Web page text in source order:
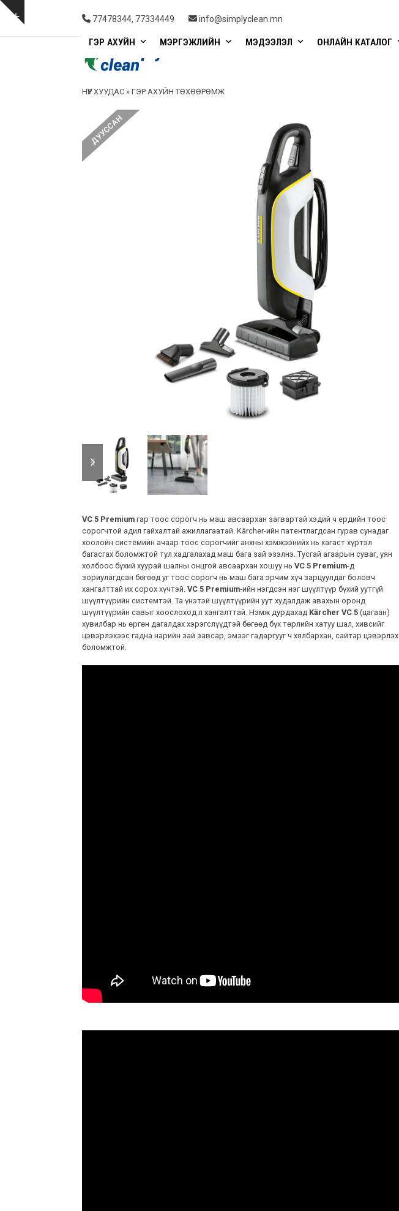
Skip
Show
77478344, 77334449 info@simplyclean.mn
ГЭР АХУЙН МЭРГЭЖЛИЙН МЭДЭЭЛЭЛ ОНЛАЙН КАТАЛОГ
НҮҮР ХУУДАС »ГЭР АХУЙН ТӨХӨӨРӨМЖ
ДУУССАН
previous
slide
slide
VC 5 Premium гар тоос сорогч нь маш авсаархан загвартай хэдий ч ердийн тоос
сорогчтой адил гайхалтай ажиллагаатай. Kärcher-ийн патентлагдсан гурав сунадаг
хоолойн системийн ачаар тоос сорогчийг анхны хэмжээнийх нь хагаст хүртэл
багасгах боломжтой тул хадгалахад маш бага зай эзэлнэ. Тусгай агаарын суваг, уян
холбоос бүхий хуурай шалны онцгой авсаархан хошуу ньVC 5 Premium-д
зориулагдсан бөгөөд уг тоос сорогч нь маш бага эрчим хүч зарцуулдаг боловч
хангалттай их сорох хүчтэй.VC 5 Premium-ийн нэгдсэн нэг шүүлтүүр бүхий уутгүй
шүүлтүүрийн системтэй. Та үнэтэй шүүлтүүрийн уут худалдаж авахын оронд
шүүлтүүрийн савыг хоослоход л хангалттай. Нэмж дурдахад Kärcher VC 5 (цагаан)
хувилбар нь өргөн дагалдах хэрэгслүүдтэй бөгөөд бүх төрлийн хатуу шал, хивсийг
цэвэрлэхээс гадна нарийн зай завсар, эмзэг гадаргууг ч хялбархан, сайтар цэвэрлэх
боломжтой.